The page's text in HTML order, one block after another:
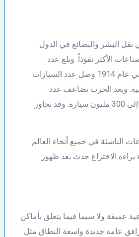
البشر والبضائع في الدول
الأكثر نفوذاً. وبلغ عدد
السيارات في العالم في عام 1907 إلى 250,000 سيارة. وبظهور موديل فورد في عام 1914 وصل عدد السيارات
العالمية الثانية. وبعد الحرب تضاعف عدد
السيارات في السنوات الثلاثين الماضية إلى ست مرات، ووصل في عام 1975 إلى 300 مليون سيارة. وقد تجاوز
في جميع أنحاء العالم
التقديرات إلى أن ما يقرب من 100,000 من شراء براءة الاختراع حدث بعد ظهور
عميقة ولا سيما فيما يتعلق بأماكن
عامة جديدة واسعة النطاق مثل: